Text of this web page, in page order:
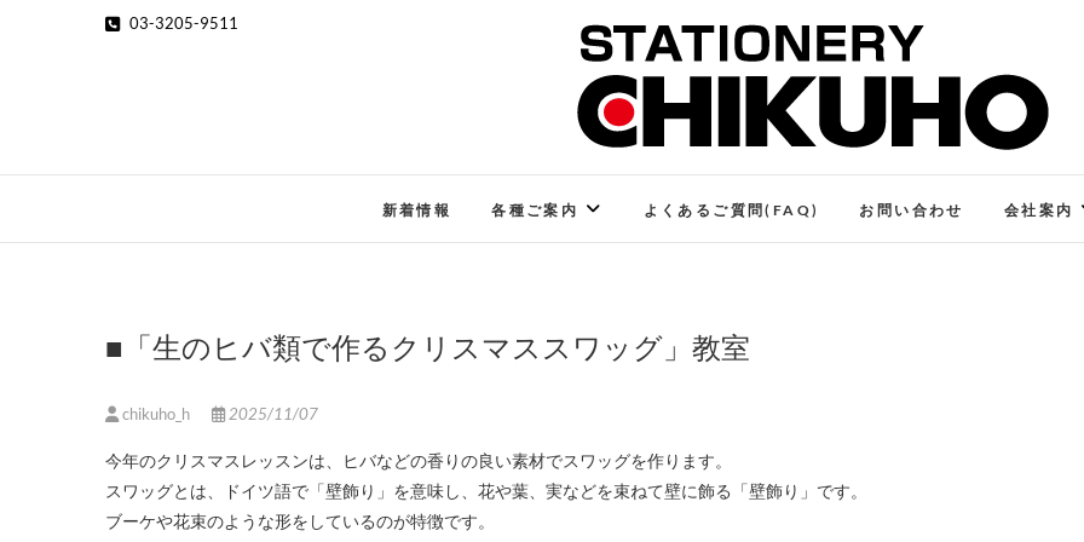
03-3205-9511
STATIONERY CHIKUHO
新着情報 各種ご案内 よくあるご質問(FAQ) お問い合わせ 会社案内
■「生のヒバ類で作るクリスマススワッグ」教室
chikuho_h 2025/11/07
今年のクリスマスレッスンは、ヒバなどの香りの良い素材でスワッグを作ります。
スワッグとは、ドイツ語で「壁飾り」を意味し、花や葉、実などを束ねて壁に飾る「壁飾り」です。
ブーケや花束のような形をしているのが特徴です。